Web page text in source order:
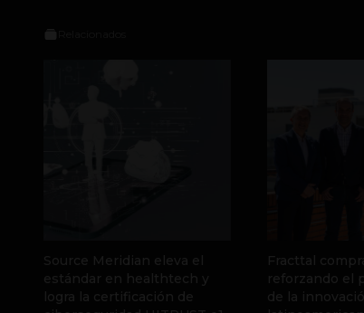
Source Meridian eleva el
estándar en healthtech y
logra la certificación de
Fracttal
reforzando el
de la